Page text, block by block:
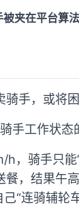
夹在平台算
手，或将
工作状态
，骑手只能
，结果午
“连骑辅轮